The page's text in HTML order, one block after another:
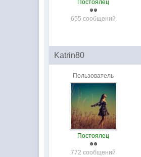
Постоялец
655 сообщений
Katrin80
Пользователь
Постоялец
772 сообщений